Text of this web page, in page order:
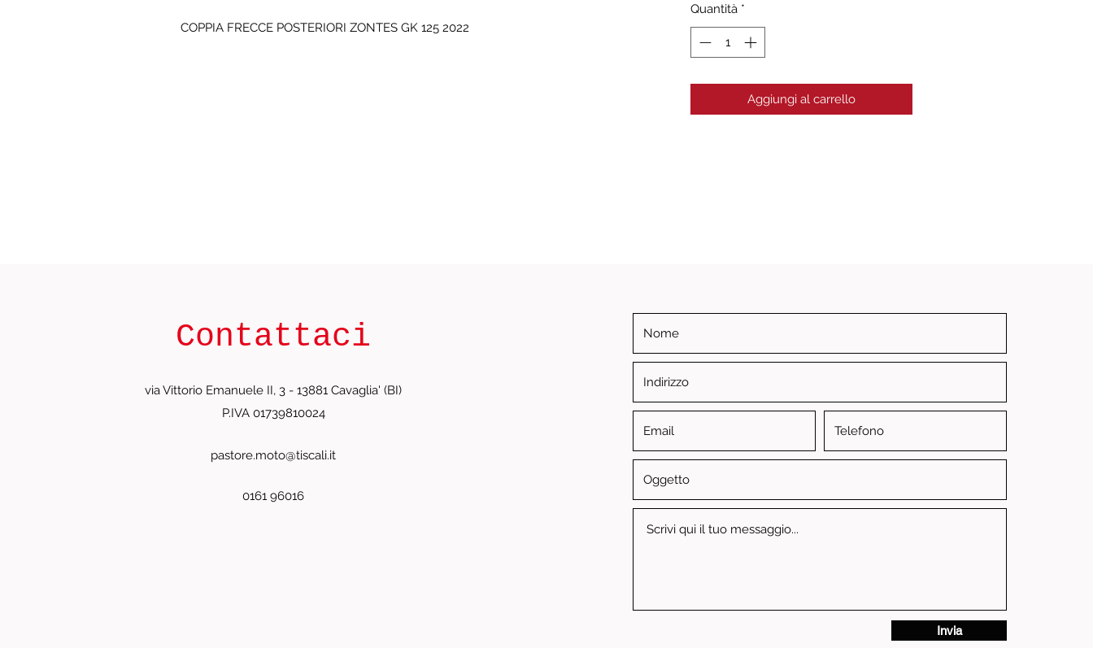
COPPIA FRECCE POSTERIORI ZONTES GK 125 2022
Quantità *
Aggiungi al carrello
Contattaci
via Vittorio Emanuele II, 3 - 13881 Cavaglia' (BI)
P.IVA 01739810024
pastore.moto@tiscali.it
0161 96016
Invia